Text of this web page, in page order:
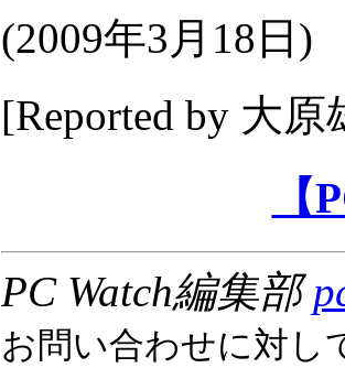
(2009年3月18日 )
[Reported by 大原
PC Watch編集部
お問い合わせに対し